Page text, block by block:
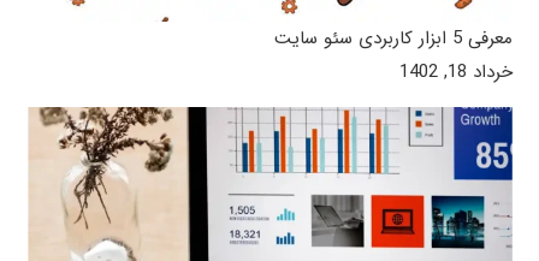
معرفی 5 ابزار کاربردی سئو سایت
خرداد 18, 1402